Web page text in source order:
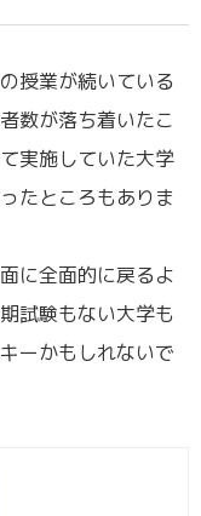
授業が続いている
数が落ち着いたこ
実施していた大学
たところもありま
に全面的に戻るよ
試験もない大学も
ーかもしれないで